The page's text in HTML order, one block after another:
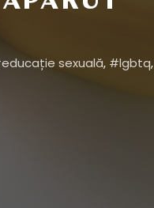
educație sexuală, lgbtq,